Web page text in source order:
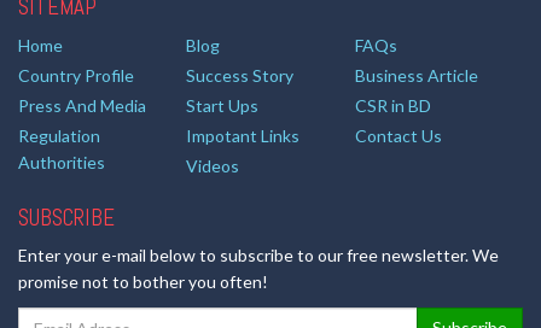
SITEMAP
Home Blog
FAQs
Country Profile
Success Story
Business Article
Press And Media
Start Ups
CSR in BD
Regulation
Authorities
Impotant Links
Contact Us
Videos
SUBSCRIBE
Enter your e-mail below to subscribe to our free newsletter. We
promise not to bother you often!